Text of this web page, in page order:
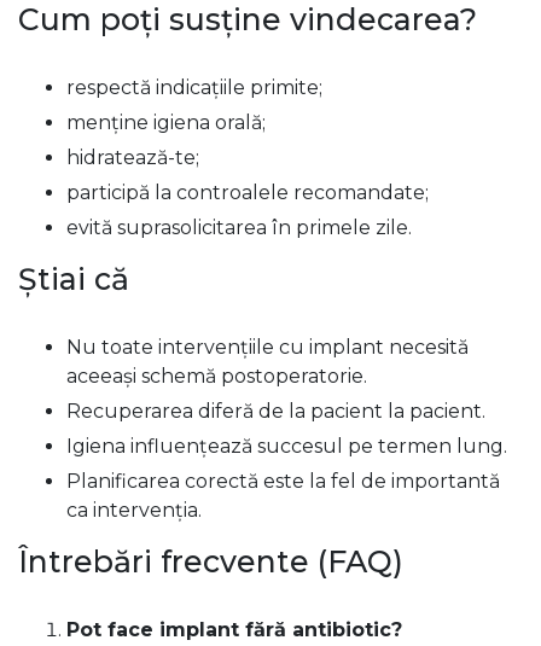
Cum poți susține vindecarea?
respectă indicațiile primite;
menține igiena orală;
hidratează-te;
participă la controalele recomandate;
evită suprasolicitarea în primele zile.
Știai că
Nu toate intervențiile cu implant necesită
aceeași schemă postoperatorie.
Recuperarea diferă de la pacient la pacient.
Igiena influențează succesul pe termen lung.
Planificarea corectă este la fel de importantă
ca intervenția.
Întrebări frecvente (FAQ)
Pot face implant fără antibiotic?